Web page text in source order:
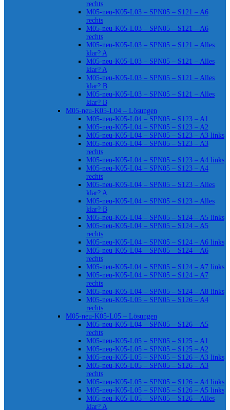
rechts
M05-neu-K05-L03 – SPN05 – S121 – A6
rechts
M05-neu-K05-L03 – SPN05 – S121 – A6
rechts
M05-neu-K05-L03 – SPN05 – S121 – Alles
klar? A
M05-neu-K05-L03 – SPN05 – S121 – Alles
klar? A
M05-neu-K05-L03 – SPN05 – S121 – Alles
klar? B
M05-neu-K05-L03 – SPN05 – S121 – Alles
klar? B
M05-neu-K05-L04 – Lösungen
M05-neu-K05-L04 – SPN05 – S123 – A1
M05-neu-K05-L04 – SPN05 – S123 – A2
M05-neu-K05-L04 – SPN05 – S123 – A3 links
M05-neu-K05-L04 – SPN05 – S123 – A3
rechts
M05-neu-K05-L04 – SPN05 – S123 – A4 links
M05-neu-K05-L04 – SPN05 – S123 – A4
rechts
M05-neu-K05-L04 – SPN05 – S123 – Alles
klar? A
M05-neu-K05-L04 – SPN05 – S123 – Alles
klar? B
M05-neu-K05-L04 – SPN05 – S124 – A5 links
M05-neu-K05-L04 – SPN05 – S124 – A5
rechts
M05-neu-K05-L04 – SPN05 – S124 – A6 links
M05-neu-K05-L04 – SPN05 – S124 – A6
rechts
M05-neu-K05-L04 – SPN05 – S124 – A7 links
M05-neu-K05-L04 – SPN05 – S124 – A7
rechts
M05-neu-K05-L04 – SPN05 – S124 – A8 links
M05-neu-K05-L05 – SPN05 – S126 – A4
rechts
M05-neu-K05-L05 – Lösungen
M05-neu-K05-L04 – SPN05 – S126 – A5
rechts
M05-neu-K05-L05 – SPN05 – S125 – A1
M05-neu-K05-L05 – SPN05 – S125 – A2
M05-neu-K05-L05 – SPN05 – S126 – A3 links
M05-neu-K05-L05 – SPN05 – S126 – A3
rechts
M05-neu-K05-L05 – SPN05 – S126 – A4 links
M05-neu-K05-L05 – SPN05 – S126 – A5 links
M05-neu-K05-L05 – SPN05 – S126 – Alles
klar? A